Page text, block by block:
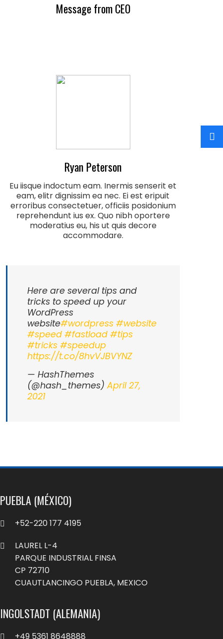
Message from CEO
Ryan Peterson
Eu iisque indoctum eam. Inermis senserit et
eam, elitr dignissim ea nec. Ei est eripuit
erroribus consectetuer, officiis posidonium
reprehendunt ius ex. Quo nibh oportere
moderatius eu, his ut quis decore
accommodare.
Here are several tips and
tricks to speed up your
WordPress
website#wordpress #website
#speed #fastload #tips
#tricks #speedup
https://t.co/8hvVJBVYNZ
— HashThemes
(@hash_themes)April 27,
2021
PUEBLA (MÉXICO)
+52-220 177 4195
LAUREL L-4
PARQUE INDUSTRIAL FINSA
CP 72710
CUAUTLANCINGO PUEBLA, MEXICO
INGOLSTADT (ALEMANIA)
+49 5361 8648888